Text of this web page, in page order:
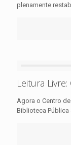
plenamente
Leitura
Agora o Centro
Biblioteca Pública